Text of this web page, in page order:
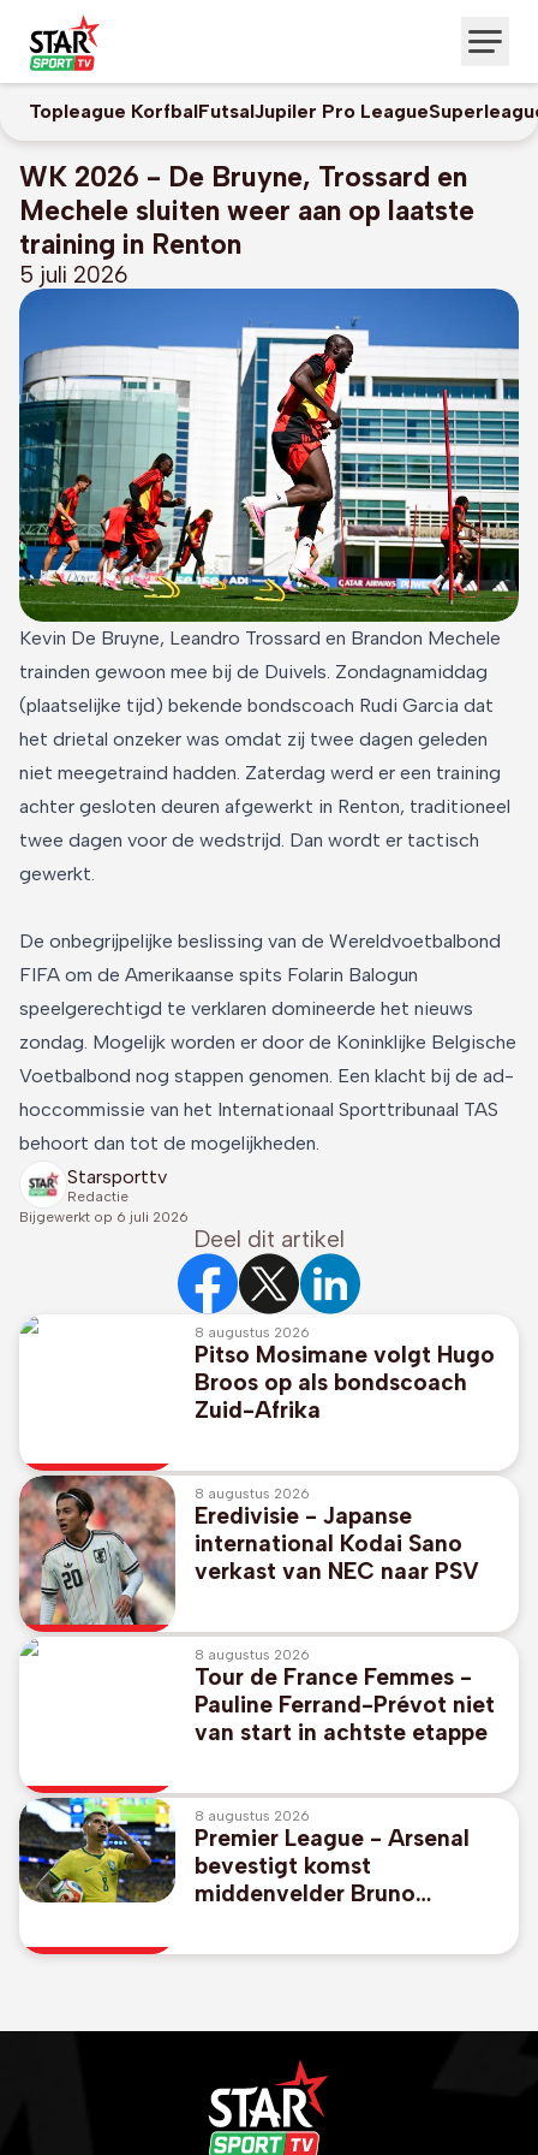
Topleague KorfbalFutsalJupiler Pro League
WK 2026 - De Bruyne, Trossard en
Mechele sluiten weer aan op laatste
training in Renton
5 juli 2026
Kevin De Bruyne, Leandro Trossard en Brandon Mechele
trainden gewoon mee bij de Duivels. Zondagnamiddag
(plaatselijke tijd) bekende bondscoach Rudi Garcia dat
het drietal onzeker was omdat zij twee dagen geleden
niet meegetraind hadden. Zaterdag werd er een training
achter gesloten deuren afgewerkt in Renton, traditioneel
twee dagen voor de wedstrijd. Dan wordt er tactisch
gewerkt.
De onbegrijpelijke beslissing van de Wereldvoetbalbond
FIFA om de Amerikaanse spits Folarin Balogun
speelgerechtigd te verklaren domineerde het nieuws
zondag. Mogelijk worden er door de Koninklijke Belgische
Voetbalbond nog stappen genomen. Een klacht bij de ad-
hoccommissie van het Internationaal Sporttribunaal TAS
behoort dan tot de mogelijkheden.
Starsporttv
Redactie
Bijgewerkt op 6 juli 2026
Deel dit artikel
8 augustus 2026
Pitso Mosimane volgt Hugo
Broos op als bondscoach
Zuid-Afrika
8 augustus 2026
Eredivisie - Japanse
international Kodai Sano
verkast van NEC naar PSV
8 augustus 2026
Tour de France Femmes -
Pauline Ferrand-Prévot niet
van start in achtste etappe
8 augustus 2026
Premier League - Arsenal
bevestigt komst
middenvelder Bruno